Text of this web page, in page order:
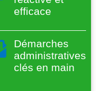
efficace
Démarches
administratives
clés en main